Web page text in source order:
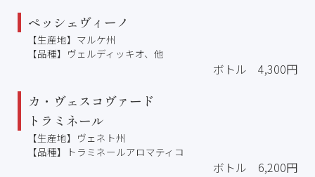
ペッシェヴィーノ
【生産地】マルケ州
【品種】ヴェルディッキオ、他
ボトル 4,300円
カ・ヴェスコヴァード
トラミネール
【生産地】ヴェネト州
【品種】トラミネールアロマティコ
ボトル 6,200円